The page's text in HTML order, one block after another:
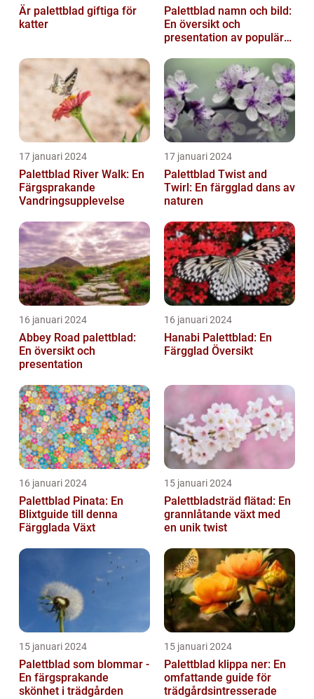
Är palettblad giftiga för
katter
Palettblad namn och bild:
En översikt och
presentation av populära
17 januari 2024
Palettblad River Walk: En
Färgsprakande
Vandringsupplevelse
17 januari 2024
Palettblad Twist and
Twirl: En färgglad dans av
naturen
16 januari 2024
Abbey Road palettblad:
En översikt och
presentation
16 januari 2024
Hanabi Palettblad: En
Färgglad Översikt
16 januari 2024
Palettblad Pinata: En
Blixtguide till denna
Färgglada Växt
15 januari 2024
Palettbladsträd flätad: En
grannlåtande växt med
en unik twist
15 januari 2024
Palettblad som blommar -
En färgsprakande
skönhet i trädgården
15 januari 2024
Palettblad klippa ner: En
omfattande guide för
trädgårdsintresserade